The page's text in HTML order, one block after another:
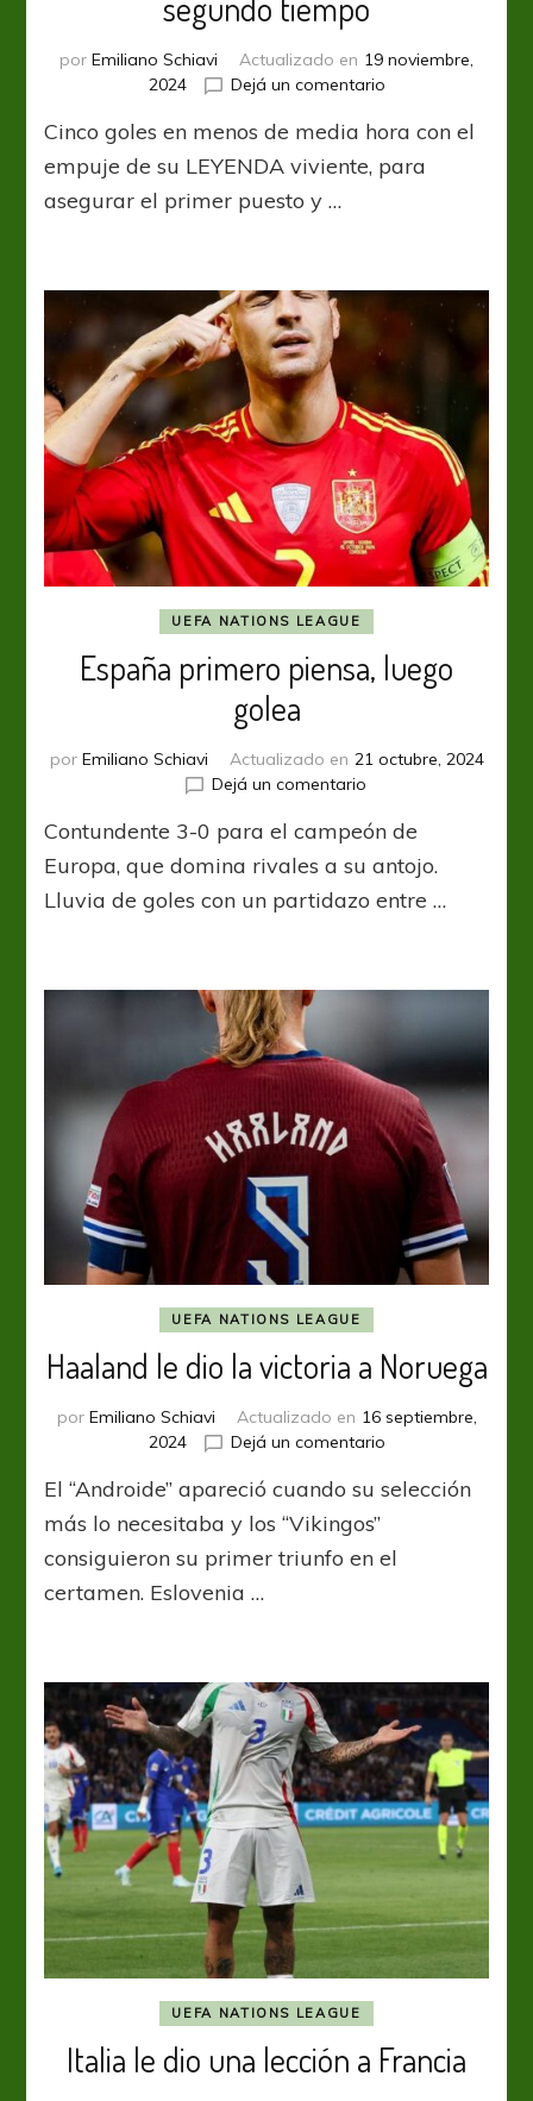
por Emiliano Schiavi Actualizado en 19 noviembre,
2024
Dejá un comentarioen
le
rezó
se
despertó
en
segundo
tiempo
Cinco goles en menos de media hora con el
empuje de su LEYENDA viviente, para
asegurar el primer puesto y …
UEFA NATIONS LEAGUE
España primero piensa, luego
golea
por Emiliano Schiavi Actualizado en 21 octubre, 2024
Dejá un comentarioen
primero
piensa,
golea
Contundente 3-0 para el campeón de
Europa, que domina rivales a su antojo.
Lluvia de goles con un partidazo entre …
UEFA NATIONS LEAGUE
Haaland le dio la victoria a Noruega
por Emiliano Schiavi Actualizado en 16 septiembre,
2024
Dejá un comentarioen
le
victoria
El “Androide” apareció cuando su selección
más lo necesitaba y los “Vikingos”
consiguieron su primer triunfo en el
certamen. Eslovenia …
UEFA NATIONS LEAGUE
Italia le dio una lección a Francia